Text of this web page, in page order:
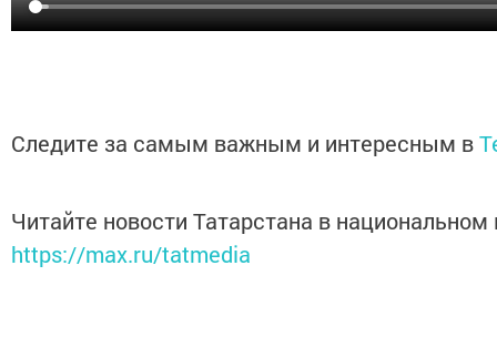
Следите за самым важным и интересным в
Читайте новости Татарстана в
https://max.ru/tatmedia